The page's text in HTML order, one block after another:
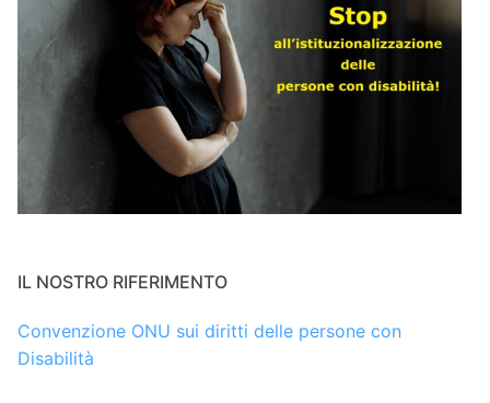
IL NOSTRO RIFERIMENTO
Convenzione ONU sui diritti delle persone con
Disabilità